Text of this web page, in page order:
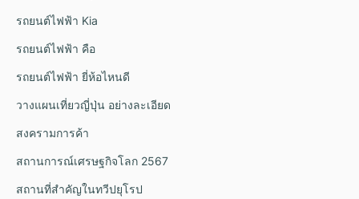
รถยนต์ไฟฟ้า Kia
รถยนต์ไฟฟ้า คือ
รถยนต์ไฟฟ้า ยี่ห้อไหนดี
วางแผนเที่ยวญี่ปุ่น อย่างละเอียด
สงครามการค้า
สถานการณ์เศรษฐกิจโลก 2567
สถานที่สำคัญในทวีปยุโรป